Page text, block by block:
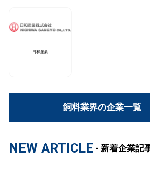
日和産業
飼料業界の企業一覧
NEW ARTICLE - 新着企業記